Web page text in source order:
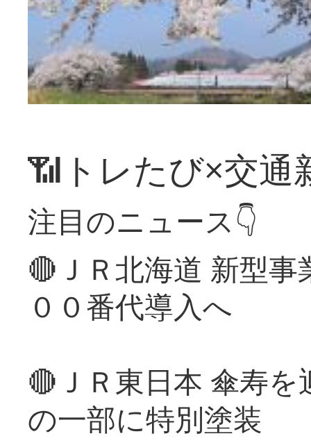
📶トレたび×交通
注目のニュース👇
🔴ＪＲ北海道 新型
００番代導入へ
🔴ＪＲ東日本 傘寿
の一部に特別塗装